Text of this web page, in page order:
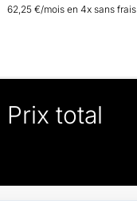
62,25 €/mois en 4x sans frais
Prix total